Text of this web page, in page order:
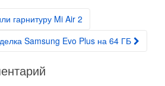
гарнитуру Mi Air 2
Samsung Evo Plus на 64 ГБ